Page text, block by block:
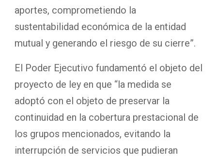
aportes, comprometiendo la
sustentabilidad económica de la entidad
mutual y generando el riesgo de su cierre”.
El Poder Ejecutivo fundamentó el objeto del
proyecto de ley en que “la medida se
adoptó con el objeto de preservar la
continuidad en la cobertura prestacional de
los grupos mencionados, evitando la
interrupción de servicios que pudieran